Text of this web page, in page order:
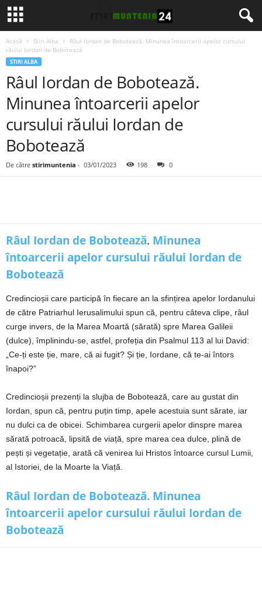
Acasă Stiri Alba
Râul Iordan de Bobotează. Minunea întoarcerii apelor cursului
răului Iordan de Bobotează
STIRI ALBA
Râul Iordan de Bobotează.
Minunea întoarcerii apelor
cursului răului Iordan de
Bobotează
De către stirimuntenia - 03/01/2023 198 0
Râul Iordan de Bobotează. Minunea
întoarcerii apelor cursului răului Iordan de
Bobotează
Credincioșii care participă în fiecare an la sfințirea apelor Iordanului
de către Patriarhul Ierusalimului spun că, pentru câteva clipe, râul
curge invers, de la Marea Moartă (sărată) spre Marea Galileii
(dulce), împlinindu-se, astfel, profeția din Psalmul 113 al lui David:
„Ce-ți este ție, mare, că ai fugit? Și ție, Iordane, că te-ai întors
înapoi?”
Credincioșii prezenți la slujba de Bobotează, care au gustat din
Iordan, spun că, pentru puțin timp, apele acestuia sunt sărate, iar
nu dulci ca de obicei. Schimbarea curgerii apelor dinspre marea
sărată potroacă, lipsită de viață, spre marea cea dulce, plină de
pești și vegetație, arată că venirea lui Hristos întoarce cursul Lumii,
al Istoriei, de la Moarte la Viață.
Râul Iordan de Bobotează. Minunea
întoarcerii apelor cursului răului Iordan de
Bobotează